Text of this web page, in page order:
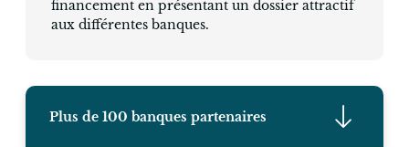
financement en présentant un dossier attractif
aux différentes banques.
Plus de 100 banques partenaires